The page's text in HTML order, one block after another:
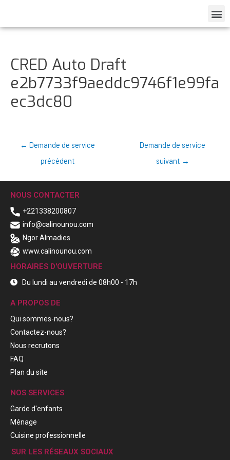
CRED Auto Draft
e2b7733f9aeddc9746f1e99fa
ec3dc80
← Demande de service
précédent
Demande de service
suivant →
NOUS CONTACTER
+221338200807
info@calinounou.com
Ngor Almadies
www.calinounou.com
HORAIRES D'OUVERTURE
Du lundi au vendredi de 08h00 - 17h
A PROPOS DE
Qui sommes-nous?
Contactez-nous?
Nous recrutons
FAQ
Plan du site
NOS SERVICES
Garde d'enfants
Ménage
Cuisine professionnelle
SUR LES RÉSEAUX SOCIAUX